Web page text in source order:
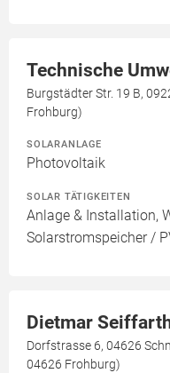
Technische
Burgstädter Str. 19 B,
Frohburg)
SOLARANLAGE
Photovoltaik
SOLAR TÄTIGKEITEN
Anlage & Installation,
Solarstromspeicher /
Dietmar
Dorfstrasse 6, 04626
04626 Frohburg)